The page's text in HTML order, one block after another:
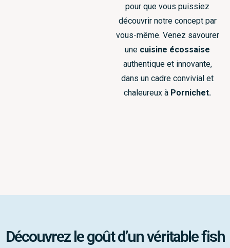
pour que vous puissiez
découvrir notre concept par
vous-même. Venez savourer
une cuisine écossaise
authentique et innovante,
dans un cadre convivial et
chaleureux à Pornichet.
Découvrez le goût d’un véritable fish